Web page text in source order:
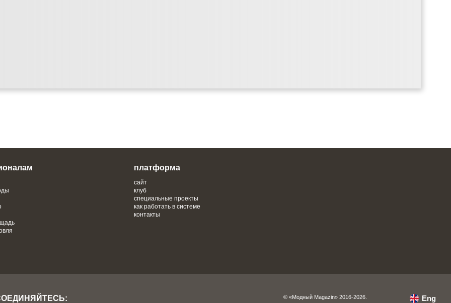
платформа
сайт
клуб
специальные проекты
как работать в системе
контакты
© «Модный Magazin» 2016-2026. Eng